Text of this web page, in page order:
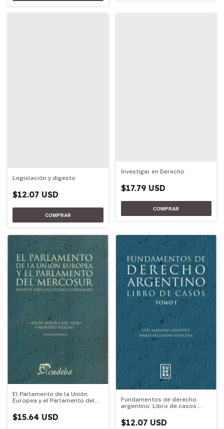
Legislación y digesto
$12.07 USD
Investigar en Derecho
$17.79 USD
El Parlamento de la Unión
Europea y el Parlamento del
$15.64 USD
Fundamentos de derecho
argentino. Libro de casos.
$12.07 USD